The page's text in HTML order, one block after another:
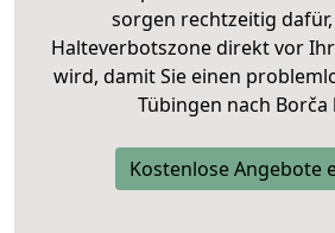
sorgen rechtzeitig
Halteverbotszone direkt vor
wird, damit Sie einen
Tübingen nach Borča
Kostenlose Angebote